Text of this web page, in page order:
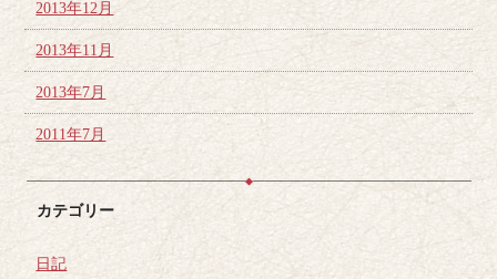
2013年12月
2013年11月
2013年7月
2011年7月
カテゴリー
日記